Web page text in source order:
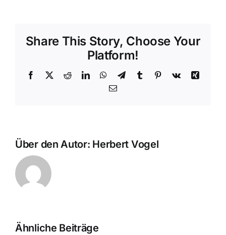
Share This Story, Choose Your
Platform!
Facebook
X RedditLinkedInWhatsApp
TelegramTumblr Pinterest
Vk
Xing
E-
Über den Autor: Herbert Vogel
Ähnliche Beiträge